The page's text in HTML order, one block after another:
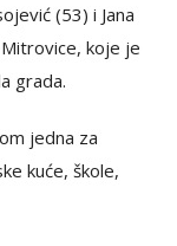
(53) i Jana
koje je
grada.
jedna za
kuće, škole,